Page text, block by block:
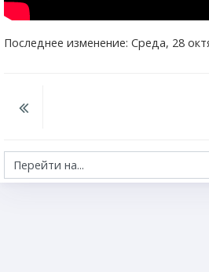
Последнее изменение: Среда, 28
Перейти на...